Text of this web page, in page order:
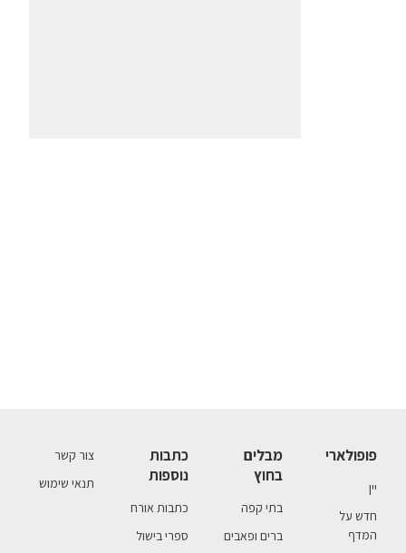
פופולארי
יין
חדש על
המדף
מבלים
בחוץ
בתי קפה
ברים ופאבים
כתבות
נוספות
כתבות אורח
ספרי בישול
צור קשר
תנאי שימוש